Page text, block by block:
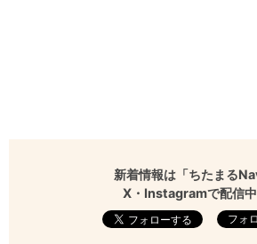
新着情報は「ちたまる
X・Instagramで配信中
フォ